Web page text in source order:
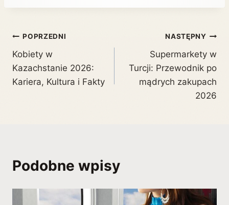
POPRZEDNI
Kobiety w
Kazachstanie 2026:
Kariera, Kultura i Fakty
NASTĘPNY
Supermarkety w
Turcji: Przewodnik po
mądrych zakupach
2026
Podobne wpisy